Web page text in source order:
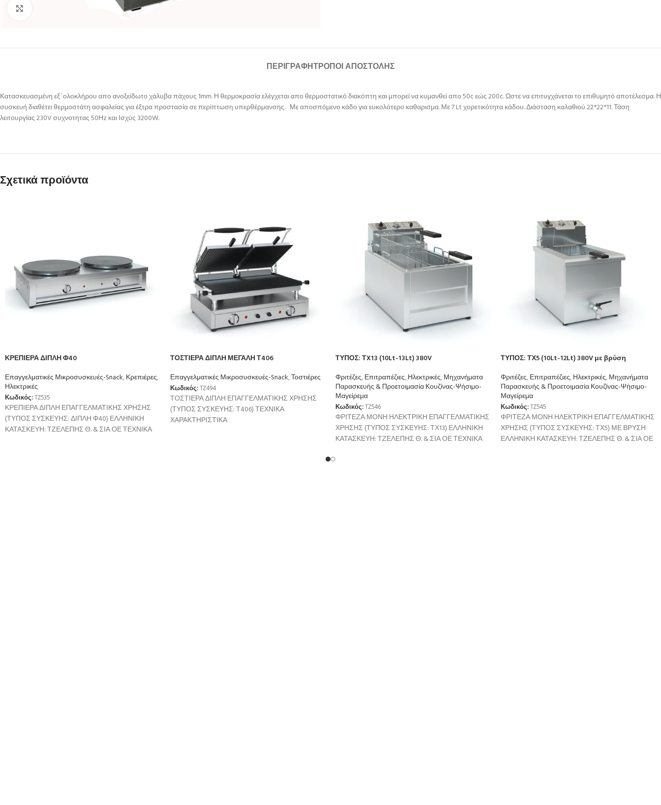
ΠΕΡΙΓΡΑΦΉΤΡΌΠΟΙ ΑΠΟΣΤΟΛΉΣ
Κατασκευασμένη εξ´ολοκλήρου απο ανοξείδωτο χάλυβα πάχους 1mm. Η θερμοκρασία ελέγχεται απο θερμοστατικό διακόπτη και μπορεί να κυμανθεί απο 50c εώς 200c. Ωστε να επιτυγχάνεται το επιθυμητό αποτέλεσμα. Η
συσκευή διαθέτει θερμοστάτη ασφαλείας για έξτρα προστασία σε περίπτωση υπερθέρμανσης. Με αποσπόμενο κάδο για ευκολότερο καθαρισμα. Με 7 Lt χορετικότητα κάδου. Διάσταση καλαθιού 22*22*11. Τάση
λειτουργίας 230V συχνοτητας 50Ηz και Ισχύς 3200W.
Σχετικά προϊόντα
ΚΡΕΠΙΕΡΑ ΔΙΠΛΗ Φ40
Επαγγελματικές Μικροσυσκευές-Snack,Κρεπιέρες,
Ηλεκτρικές
Κωδικός:TZ535
ΚΡΕΠΙΕΡΑ ΔΙΠΛΗ ΕΠΑΓΓΕΛΜΑΤΙΚΗΣ ΧΡΗΣΗΣ
(ΤΥΠΟΣ ΣΥΣΚΕΥΗΣ: ΔΙΠΛΗ Φ40) ΕΛΛΗΝΙΚΗ
ΚΑΤΑΣΚΕΥΗ: ΤΖΕΛΕΠΗΣ Θ. & ΣΙΑ ΟΕ ΤΕΧΝΙΚΑ
ΤΟΣΤΙΕΡΑ ΔΙΠΛΗ ΜΕΓΑΛΗ Τ406
Επαγγελματικές Μικροσυσκευές-Snack,Τοστιέρες
Κωδικός:TZ494
ΤΟΣΤΙΕΡΑ ΔΙΠΛΗ ΕΠΑΓΓΕΛΜΑΤΙΚΗΣ ΧΡΗΣΗΣ
(ΤΥΠΟΣ ΣΥΣΚΕΥΗΣ: Τ406) ΤΕΧΝΙΚΑ
ΧΑΡΑΚΤΗΡΙΣΤΙΚΑ
ΤΥΠΟΣ: ΤX13 (10Lt-13Lt) 380V
Φριτέζες,Επιτραπέζιες,Ηλεκτρικές,Μηχανήματα
Παρασκευής & Προετοιμασία Κουζίνας-Ψήσιμο-
Μαγείρεμα
Κωδικός:TZ546
ΦΡΙΤΕΖΑ ΜΟΝΗ ΗΛΕΚΤΡΙΚΗ ΕΠΑΓΓΕΛΜΑΤΙΚΗΣ
ΧΡΗΣΗΣ (ΤΥΠΟΣ ΣΥΣΚΕΥΗΣ: ΤΧ13) ΕΛΛΗΝΙΚΗ
ΚΑΤΑΣΚΕΥΗ: ΤΖΕΛΕΠΗΣ Θ. & ΣΙΑ ΟΕ ΤΕΧΝΙΚΑ
ΤΥΠΟΣ: ΤΧ5 (10Lt-12Lt) 380V με βρύση
Φριτέζες,Επιτραπέζιες,Ηλεκτρικές,Μηχανήματα
Παρασκευής & Προετοιμασία Κουζίνας-Ψήσιμο-
Μαγείρεμα
Κωδικός:TZ545
ΦΡΙΤΕΖΑ ΜΟΝΗ ΗΛΕΚΤΡΙΚΗ ΕΠΑΓΓΕΛΜΑΤΙΚΗΣ
ΧΡΗΣΗΣ (ΤΥΠΟΣ ΣΥΣΚΕΥΗΣ: ΤΧ5) ΜΕ ΒΡΥΣΗ
ΕΛΛΗΝΙΚΗ ΚΑΤΑΣΚΕΥΗ: ΤΖΕΛΕΠΗΣ Θ. & ΣΙΑ ΟΕ